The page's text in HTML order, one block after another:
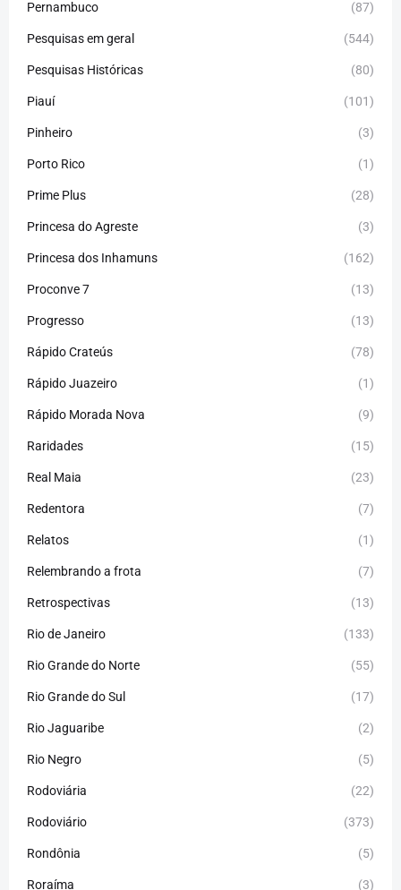
Pernambuco (87)
Pesquisas em geral (544)
Pesquisas Históricas (80)
Piauí (101)
Pinheiro (3)
Porto Rico (1)
Prime Plus (28)
Princesa do Agreste (3)
Princesa dos Inhamuns (162)
Proconve 7 (13)
Progresso (13)
Rápido Crateús (78)
Rápido Juazeiro (1)
Rápido Morada Nova (9)
Raridades (15)
Real Maia (23)
Redentora (7)
Relatos (1)
Relembrando a frota (7)
Retrospectivas (13)
Rio de Janeiro (133)
Rio Grande do Norte (55)
Rio Grande do Sul (17)
Rio Jaguaribe (2)
Rio Negro (5)
Rodoviária (22)
Rodoviário (373)
Rondônia (5)
Roraíma (3)